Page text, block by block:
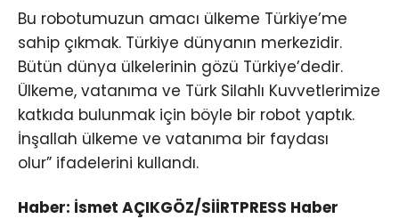
Bu robotumuzun amacı ülkeme Türkiye’me
sahip çıkmak. Türkiye dünyanın merkezidir.
Bütün dünya ülkelerinin gözü Türkiye’dedir.
Ülkeme, vatanıma ve Türk Silahlı Kuvvetlerimize
katkıda bulunmak için böyle bir robot yaptık.
İnşallah ülkeme ve vatanıma bir faydası
olur” ifadelerini kullandı.
Haber: İsmet AÇIKGÖZ/SİİRTPRESS Haber